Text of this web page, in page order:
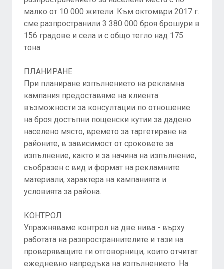
малко от 10 000 жители. Към октомври 2017 г.
сме разпространили 3 380 000 броя брошури в
156 градове и села и с общо тегло над 175
тона.
ПЛАНИРАНЕ
При планиране изпълнението на рекламна
кампания предоставяме на клиента
възможности за консултации по отношение
на броя достъпни пощенски кутии за дадено
населено място, времето за таргетиране на
районите, в зависимост от сроковете за
изпълнение, както и за начина на изпълнение,
съобразен с вид и формат на рекламните
материали, характера на кампанията и
условията за района.
КОНТРОЛ
Упражняваме контрол на две нива - върху
работата на разпространнителите и тази на
проверяващите ги отговорници, които отчитат
ежедневно напредъка на изпълнението. На